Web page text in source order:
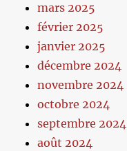
mars 2025
février 2025
janvier 2025
décembre 2024
novembre 2024
octobre 2024
septembre 2024
août 2024